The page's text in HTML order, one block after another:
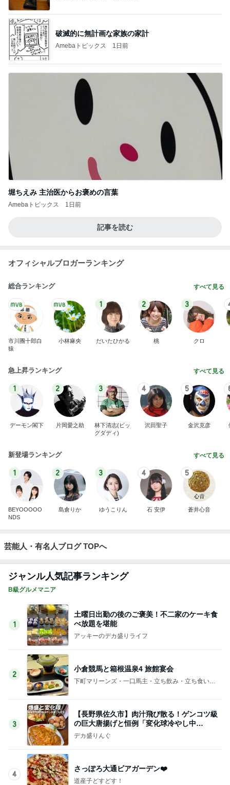
破滅的に無計画な家族の家計
Amebaトピックス 1日前
堀ちえみ 主治医からお褒めの言葉
Amebaトピックス 1日前
記事を読む
オフィシャルブロガーランキング
総合ランキング すべて見る
市川團十郎白
猿
小林麻央
1
だいたひかる
2
桃
3
クロ
急上昇ランキング すべて見る
1
デーモン閣下
2
片岡愛之助
3
林下清志(ビッ
グダディ)
4
沢田聖子
5
金沢克彦
新登場ランキング すべて見る
1
BEYOOOOO
NDS
2
島倉りか
3
ゆうこりん
4
石 安伊
5
蒼井心音
芸能人・有名人ブログ TOPへ
ジャンル人気記事ランキング
B級グルメマニア
1
土曜日出勤の後のご褒美！不二家のケーキ食
べ放題を堪能
アッキーのデカ盛りライフ
2
小倉競馬と箱根温泉4 旅館宴会
下町マリーンズ・一口馬主・立ち飲み・立ち食いそ
3
【長野県佐久市】肉汁飛び散る！ゲンコツ級
の巨大唐揚げと恒例「変化球冷やし中
華」！！〜李紅蘭さん〜
デカ盛りんぐ
4
さっぽろ大通ビアガーデン❤️
道産子どすどす！